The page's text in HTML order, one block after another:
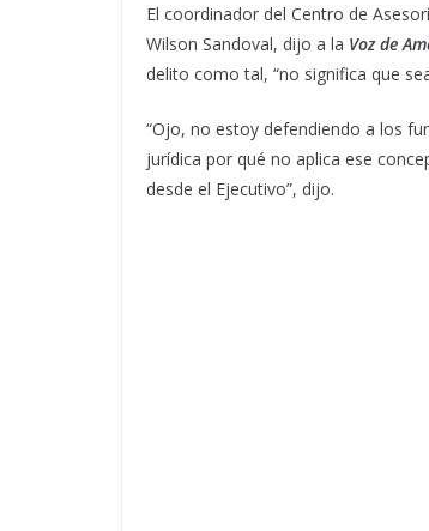
El coordinador del Centro de
Wilson Sandoval, dijo a la Voz de
delito como tal, “no significa que
“Ojo, no estoy defendiendo a los
jurídica por qué no aplica ese
desde el Ejecutivo”, dijo.